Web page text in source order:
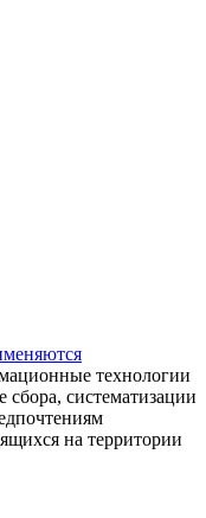
технологии
систематизации
на территории